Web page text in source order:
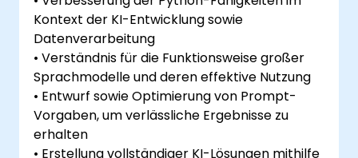
Kontext der KI-Entwicklung sowie
Datenverarbeitung
• Verständnis für die Funktionsweise großer
Sprachmodelle und deren effektive Nutzung
• Entwurf sowie Optimierung von Prompt-
Vorgaben, um verlässliche Ergebnisse zu
erhalten
• Erstellung vollständiger KI-Lösungen mithilfe